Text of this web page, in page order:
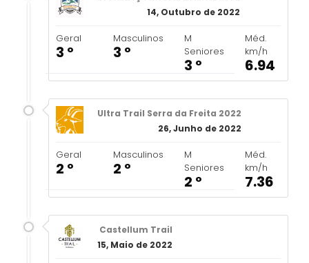
14, Outubro de 2022
Geral
3 º
Masculinos
3 º
M
Seniores
3 º
Méd.
km/h
6.94
Ultra Trail Serra da Freita 2022
26, Junho de 2022
Geral
2 º
Masculinos
2 º
M
Seniores
2 º
Méd.
km/h
7.36
Castellum Trail
15, Maio de 2022